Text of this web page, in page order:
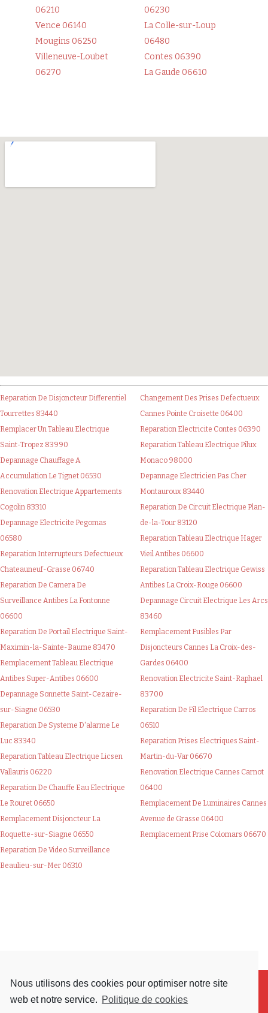
Nous utilisons des cookies pour optimiser notre site
web et notre service. Politique de cookies
06210
Vence 06140
Mougins 06250
Villeneuve-Loubet
06270
06230
La Colle-sur-Loup
06480
Contes 06390
La Gaude 06610
Reparation De Disjoncteur Differentiel
Tourrettes 83440
Remplacer Un Tableau Electrique
Saint-Tropez 83990
Depannage Chauffage A
Accumulation Le Tignet 06530
Renovation Electrique Appartements
Cogolin 83310
Depannage Electricite Pegomas
06580
Reparation Interrupteurs Defectueux
Chateauneuf-Grasse 06740
Reparation De Camera De
Surveillance Antibes La Fontonne
06600
Reparation De Portail Electrique Saint-
Maximin-la-Sainte-Baume 83470
Remplacement Tableau Electrique
Antibes Super-Antibes 06600
Depannage Sonnette Saint-Cezaire-
sur-Siagne 06530
Reparation De Systeme D'alarme Le
Luc 83340
Reparation Tableau Electrique Licsen
Vallauris 06220
Reparation De Chauffe Eau Electrique
Le Rouret 06650
Remplacement Disjoncteur La
Roquette-sur-Siagne 06550
Reparation De Video Surveillance
Beaulieu-sur-Mer 06310
Changement Des Prises Defectueux
Cannes Pointe Croisette 06400
Reparation Electricite Contes 06390
Reparation Tableau Electrique Pilux
Monaco 98000
Depannage Electricien Pas Cher
Montauroux 83440
Reparation De Circuit Electrique Plan-
de-la-Tour 83120
Reparation Tableau Electrique Hager
Vieil Antibes 06600
Reparation Tableau Electrique Gewiss
Antibes La Croix-Rouge 06600
Depannage Circuit Electrique Les Arcs
83460
Remplacement Fusibles Par
Disjoncteurs Cannes La Croix-des-
Gardes 06400
Renovation Electricite Saint-Raphael
83700
Reparation De Fil Electrique Carros
06510
Reparation Prises Electriques Saint-
Martin-du-Var 06670
Renovation Electrique Cannes Carnot
06400
Remplacement De Luminaires Cannes
Avenue de Grasse 06400
Remplacement Prise Colomars 06670